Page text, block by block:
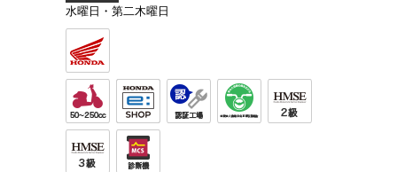
水曜日・第二木曜日